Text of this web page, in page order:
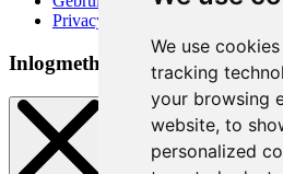
We use
tracking
your browsing
website, to
personalized
Privacybeleid
Inlogmethoden